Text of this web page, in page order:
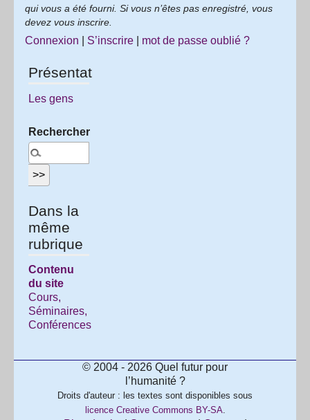
qui vous a été fourni. Si vous n’êtes pas enregistré, vous
devez vous inscrire.
Connexion S’inscrire mot de passe oublié ?
Présentation
Les gens
Rechercher :
Dans la
même
rubrique
Contenu
du site
Cours,
Séminaires,
Conférences
© 2004 - 2026 Quel futur pour
l’humanité ?
Droits d'auteur : les textes sont disponibles sous
licence Creative Commons BY-SA.